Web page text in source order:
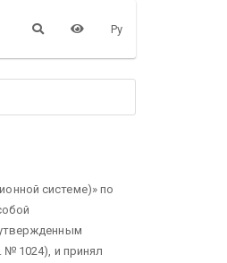
Ру
системе)» по
№ 1024), и принял